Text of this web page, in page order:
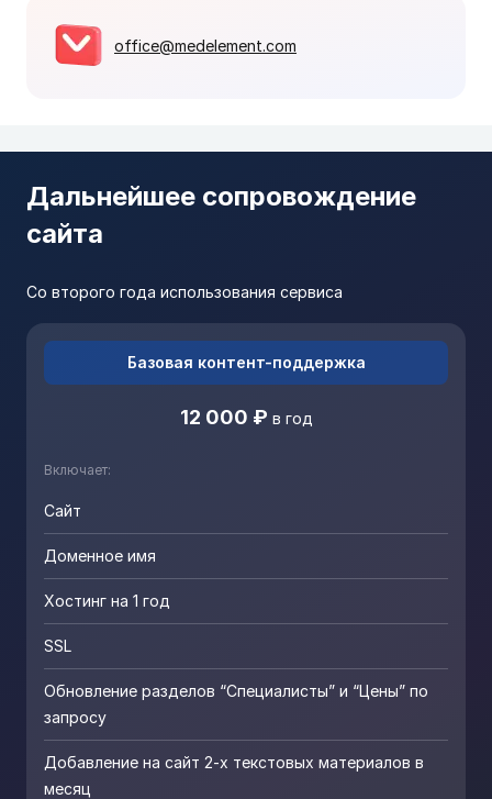
office@medelement.com
Дальнейшее сопровождение
сайта
Со второго года использования сервиса
Базовая контент-поддержка
12 000 ₽ в год
Включает:
Сайт
Доменное имя
Хостинг на 1 год
SSL
Обновление разделов “Специалисты” и “Цены” по
запросу
Добавление на сайт 2-х текстовых материалов в
месяц